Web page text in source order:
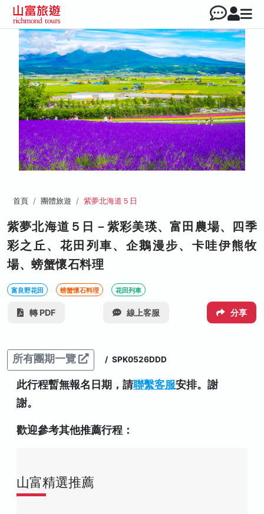
首頁 團體旅遊 紫夢北海道５日
紫夢北海道５日－紫彩美瑛、富田農場、四季
彩之丘、花田列車、企鵝漫步、卡哇伊熊牧
場、螃蟹懷石料理
富良野花田 螃蟹懷石料理 花田列車
轉 PDF 線上客服 分享
所有團期一覽 / SPK0526DDD
此行程暫無報名日期，請聯繫客服安排。謝
謝。
歡迎參考其他推薦行程：
山富精選推薦